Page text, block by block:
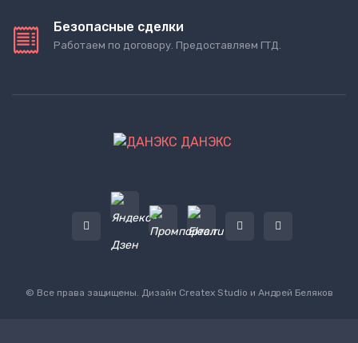
Безопасные сделки
Работаем по договору. Предоставляем ГТД.
ДАНЭКС
© Все права защищены. Дизайн Createx Studio и Андрей Беляков